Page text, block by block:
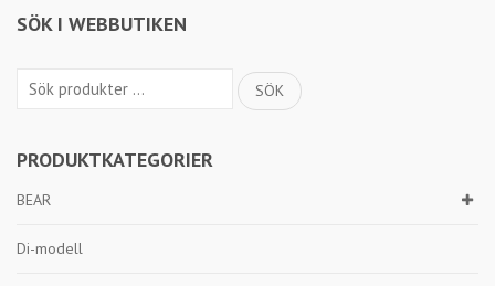
SÖK I WEBBUTIKEN
Sök
SÖK
PRODUKTKATEGORIER
BEAR
Di-modell